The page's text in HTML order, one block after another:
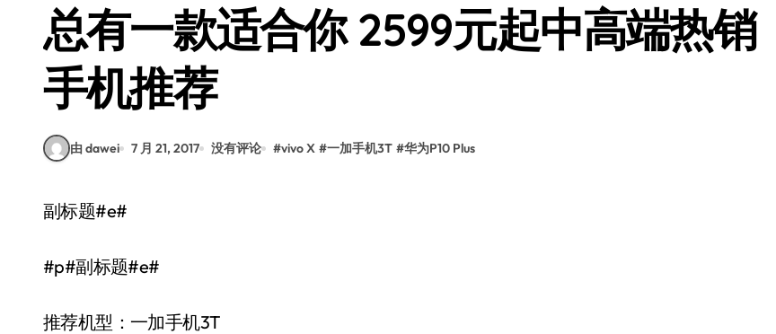
荣耀WIN资讯秒达，手机管家助力，快人一步抢先机！
总有一款适合你 2599元起中高端热销
手机推荐
由 dawei 7 月 21, 2017 没有评论 #vivo X #一加手机3T #华为P10 Plus
副标题#e#
#p#副标题#e#
推荐机型：一加手机3T